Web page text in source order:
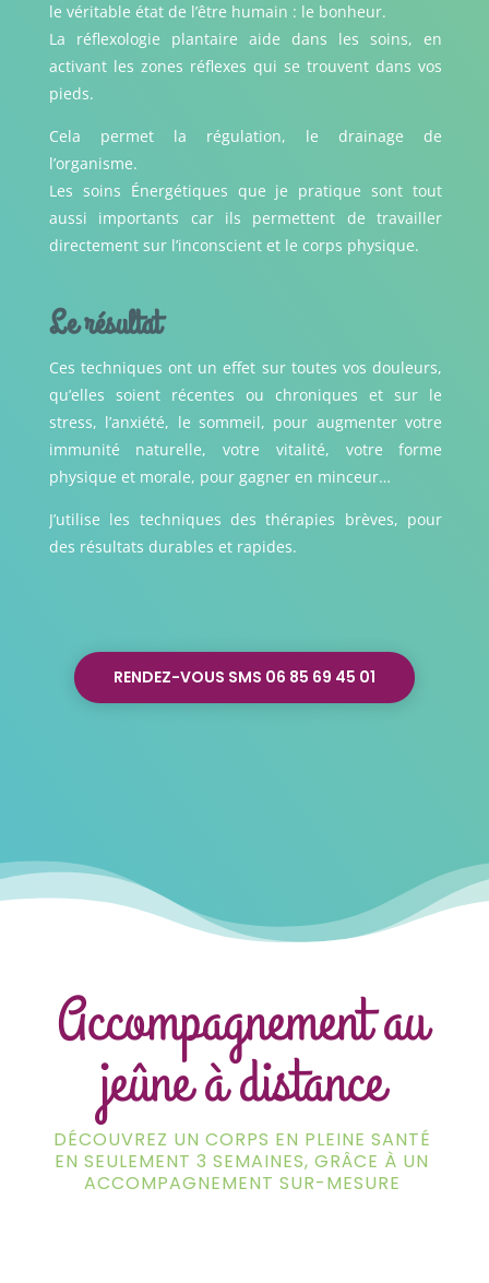
le véritable état de l’être humain : le bonheur.
La réflexologie plantaire aide dans les soins, en
activant les zones réflexes qui se trouvent dans vos
pieds.
Cela permet la régulation, le drainage de
l’organisme.
Les soins Énergétiques que je pratique sont tout
aussi importants car ils permettent de travailler
directement sur l’inconscient et le corps physique.
Le résultat
Ces techniques ont un effet sur toutes vos douleurs,
qu’elles soient récentes ou chroniques et sur le
stress, l’anxiété, le sommeil, pour augmenter votre
immunité naturelle, votre vitalité, votre forme
physique et morale, pour gagner en minceur…
J’utilise les techniques des thérapies brèves, pour
des résultats durables et rapides.
RENDEZ-VOUS SMS 06 85 69 45 01
Accompagnement au
jeûne à distance
DÉCOUVREZ UN CORPS EN PLEINE SANTÉ
EN SEULEMENT 3 SEMAINES, GRÂCE À UN
ACCOMPAGNEMENT SUR-MESURE